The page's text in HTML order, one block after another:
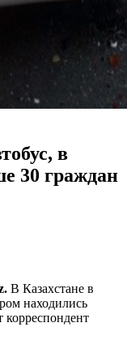
в
30 граждан
В Казахстане в
находились
корреспондент